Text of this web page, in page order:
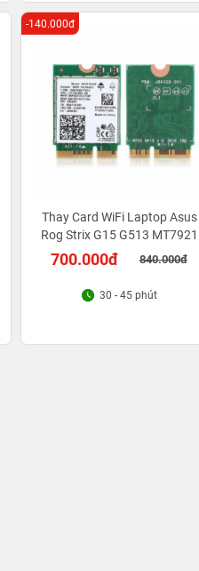
Thay Card WiFi Laptop Asus
Rog Strix G15 G513 MT7921
700.000đ 840.000đ
-140.000đ
30 - 45 phút